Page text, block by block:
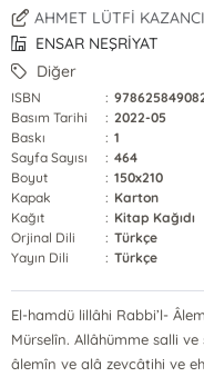
AHMET LÜTFİ KAZANCI
ENSAR NEŞRİYAT
Diğer
ISBN :
Basım Tarihi
: 2022-05
Baskı
: 1
Sayfa Sayısı
: 464
Boyut
: 150x210
Kapak
: Karton
Kağıt
: Kitap Kağıdı
Orjinal Dili
: Türkçe
Yayın Dili
: Türkçe
El-hamdü lillâhi Rabbi’l-
Mürselîn. Allâhümme salli
âlemîn ve alâ zevcâtihi ve